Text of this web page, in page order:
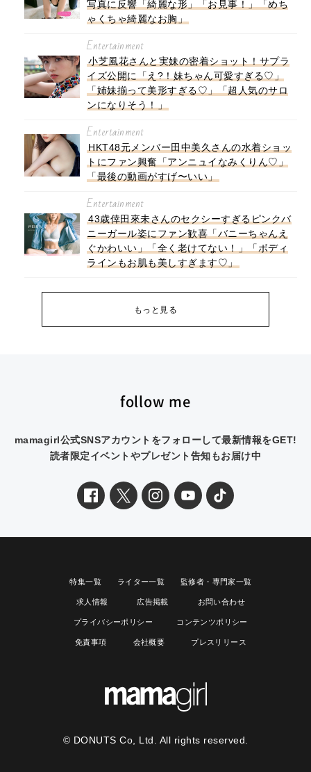
写真に反響「綺麗な形」「お見事！」「めち
ゃくちゃ綺麗なお胸」
Entertainment
小芝風花さんと実妹の密着ショット！サプラ
イズ公開に「え?！妹ちゃん可愛すぎる♡」
「姉妹揃って美形すぎる♡」「超人気のサロ
ンになりそう！」
Entertainment
HKT48元メンバー田中美久さんの水着ショッ
トにファン興奮「アンニュイなみくりん♡」
「最後の動画がすげ〜いい」
Entertainment
43歳倖田來未さんのセクシーすぎるピンクバ
ニーガール姿にファン歓喜「バニーちゃんえ
ぐかわいい」「全く老けてない！」「ボディ
ラインもお肌も美しすぎます♡」
もっと見る
follow me
mamagirl公式SNSアカウントをフォローして最新情報をGET!
読者限定イベントやプレゼント告知もお届け中
特集一覧 ライター一覧 監修者・専門家一覧
求人情報 広告掲載 お問い合わせ
プライバシーポリシー コンテンツポリシー
免責事項 会社概要 プレスリリース
© DONUTS Co, Ltd. All rights reserved.